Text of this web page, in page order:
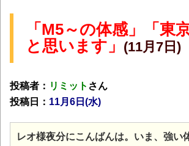
「M5～の体感」「東
と思います」 (11月7日)
投稿者： リミット さん
投稿日： 11月6日(水)
レオ様夜分にこんばんは。いま、強い